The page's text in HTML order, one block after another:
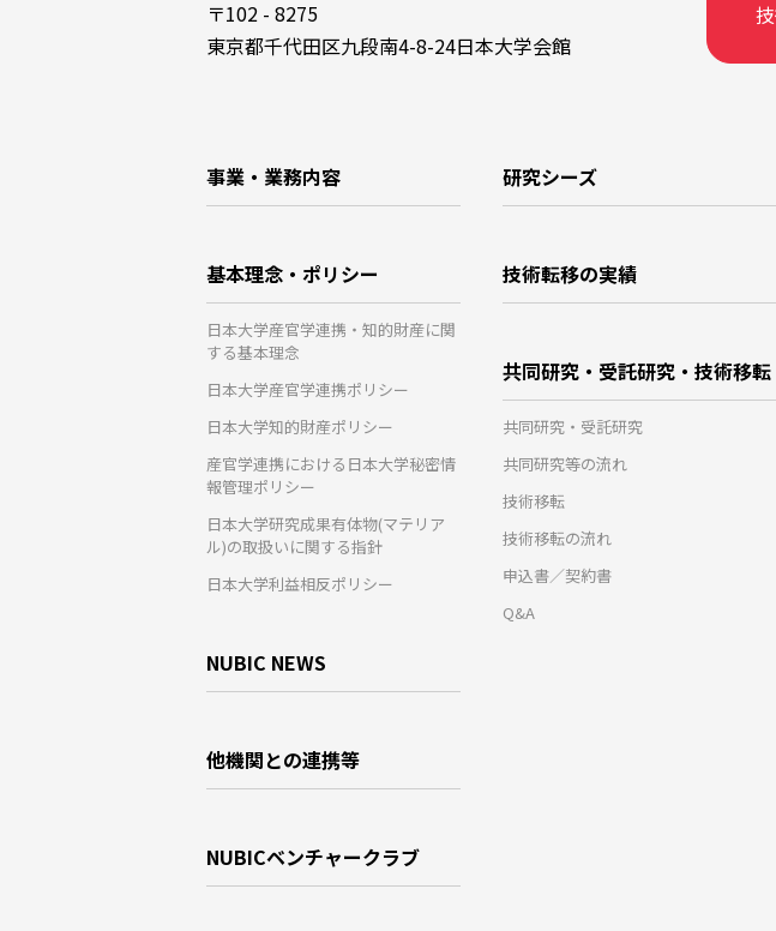
〒102 - 8275
東京都千代田区九段南4-8-24日本大学会館
事業・業務内容
基本理念・ポリシー
日本大学産官学連携・知的財産に関
する基本理念
日本大学産官学連携ポリシー
日本大学知的財産ポリシー
産官学連携における日本大学秘密情
報管理ポリシー
日本大学研究成果有体物(マテリア
ル)の取扱いに関する指針
日本大学利益相反ポリシー
NUBIC NEWS
他機関との連携等
NUBICベンチャークラブ
研究シーズ
技術転移の実績
共同研究・受託研究・技術移転
共同研究・受託研究
共同研究等の流れ
技術移転
技術移転の流れ
申込書／契約書
Q&A